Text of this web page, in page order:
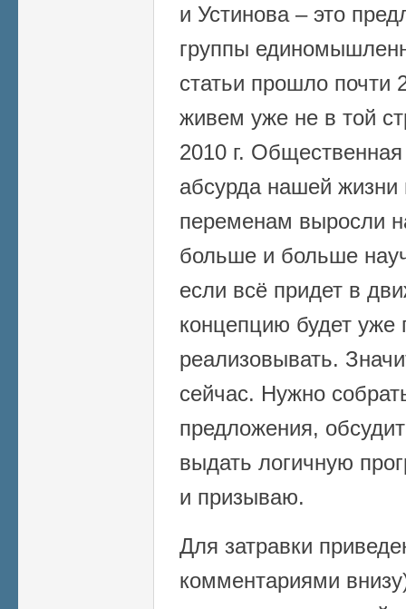
и Устинова – это
группы
статьи прошло почти
живем уже не в той
2010 г.
абсурда нашей жизни
переменам выросли
больше и больше
если всё придет в
концепцию будет уже
реализовывать.
сейчас. Нужно
предложения,
выдать логичную
и призываю.
Для затравки
комментариями